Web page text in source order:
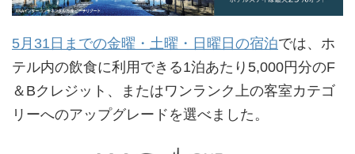
5月31日までの金曜・土曜・日曜日の宿泊では、ホ
テル内の飲食に利用できる1泊あたり5,000円分のF
＆Bクレジット、またはワンランク上の客室カテゴ
リーへのアップグレードを選べました。